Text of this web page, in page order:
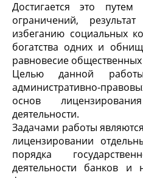
Достигается это путем
ограничений,
избеганию социальных
богатства одних и
равновесие общественных
Целью данной
административно-
основ
деятельности.
Задачами работы
лицензировании
порядка
деятельности банков и